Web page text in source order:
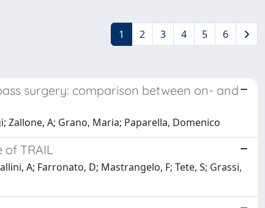
1 2 3 4 5 6
surgery: comparison between on- and
Zallone, A; Grano, Maria; Paparella, Domenico
TRAIL
A; Farronato, D; Mastrangelo, F; Tete, S; Grassi,